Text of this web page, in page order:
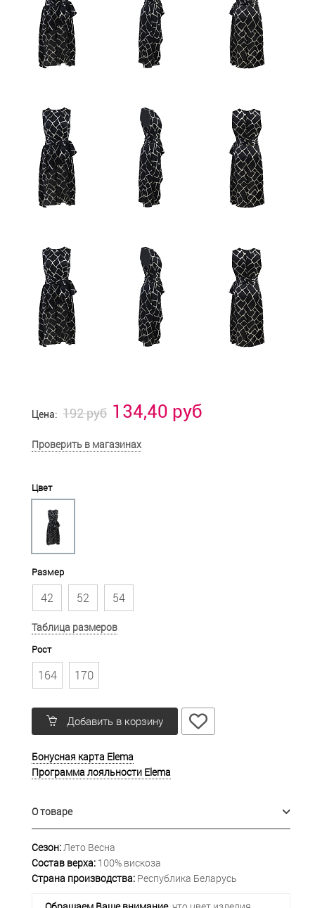
Цена: 192 руб 134,40 руб
Проверить в магазинах
Цвет
Размер
42 52 54
Таблица размеров
Рост
164 170
Добавить в корзину
Бонусная карта Elema
Программа лояльности Elema
О товаре
Сезон:Лето Весна
Состав верха: 100% вискоза
Страна производства: Республика Беларусь